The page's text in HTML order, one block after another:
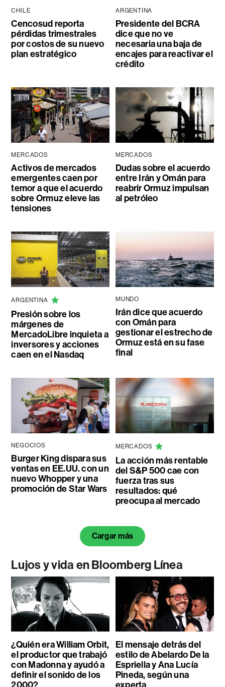
CHILE
Cencosud reporta
pérdidas trimestrales
por costos de su nuevo
plan estratégico
ARGENTINA
Presidente del BCRA
dice que no ve
necesaria una baja de
encajes para reactivar el
crédito
MERCADOS
Activos de mercados
emergentes caen por
temor a que el acuerdo
sobre Ormuz eleve las
tensiones
MERCADOS
Dudas sobre el acuerdo
entre Irán y Omán para
reabrir Ormuz impulsan
al petróleo
ARGENTINA
Presión sobre los
márgenes de
MercadoLibre inquieta a
inversores y acciones
caen en el Nasdaq
MUNDO
Irán dice que acuerdo
con Omán para
gestionar el estrecho de
Ormuz está en su fase
final
NEGOCIOS
Burger King dispara sus
ventas en EE.UU. con un
nuevo Whopper y una
promoción de Star Wars
MERCADOS
La acción más rentable
del S&P 500 cae con
fuerza tras sus
resultados: qué
preocupa al mercado
Cargar más
Lujos y vida en Bloomberg Línea
¿Quién era William Orbit,
el productor que trabajó
con Madonna y ayudó a
definir el sonido de los
El mensaje detrás del
estilo de Abelardo De la
Espriella y Ana Lucía
Pineda, según una